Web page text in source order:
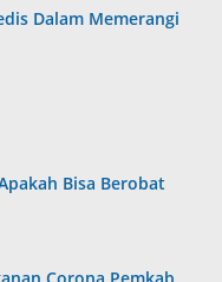
Dalam Memerangi
Bisa Berobat